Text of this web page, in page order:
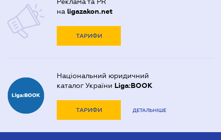
на ligazakon.net
ТАРИФИ
Національний юридичний
каталог України Liga:BOOK
ТАРИФИ ДЕТАЛЬНІШЕ